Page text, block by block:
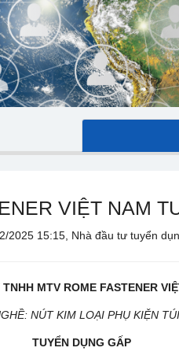
VIỆT NAM
2025 15:15, Nhà đầu tư tuyển
MTV ROME FASTENER
NÚT KIM LOẠI PHỤ KIỆN
TUYỂN DỤNG GẤP